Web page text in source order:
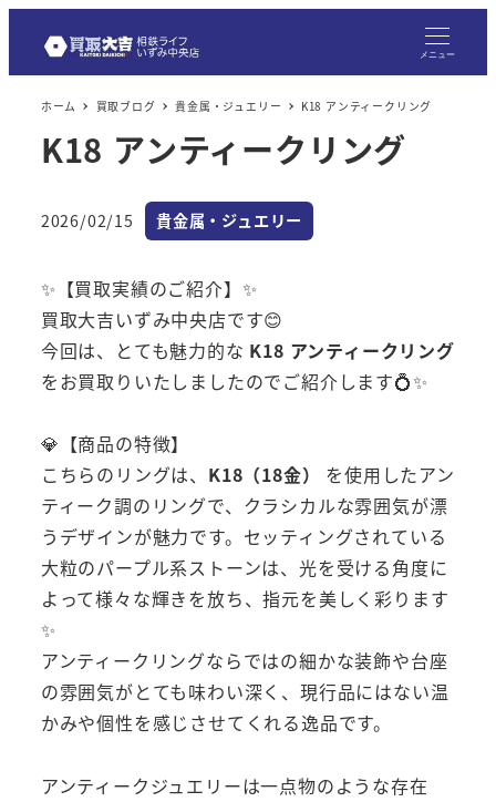
メニュー
ホーム 買取ブログ 貴金属・ジュエリー K18 アンティークリング
K18 アンティークリング
投稿日
2026/02/15 カテゴリー
貴金属・ジュエリー
✨【買取実績のご紹介】✨
買取大吉いずみ中央店です😊
今回は、とても魅力的な K18 アンティークリング
をお買取りいたしましたのでご紹介します💍✨
💎【商品の特徴】
こちらのリングは、 K18（18金）
を使用したアン
ティーク調のリングで、クラシカルな雰囲気が漂
うデザインが魅力です。セッティングされている
大粒のパープル系ストーンは、光を受ける角度に
よって様々な輝きを放ち、指元を美しく彩ります
✨
アンティークリングならではの細かな装飾や台座
の雰囲気がとても味わい深く、現行品にはない温
かみや個性を感じさせてくれる逸品です。
アンティークジュエリーは一点物のような存在